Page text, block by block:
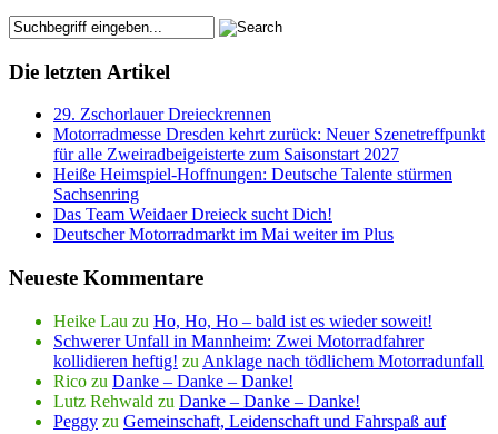
Die letzten Artikel
29. Zschorlauer Dreieckrennen
Motorradmesse Dresden kehrt zurück: Neuer Szenetreffpunkt
für alle Zweiradbeigeisterte zum Saisonstart 2027
Heiße Heimspiel-Hoffnungen: Deutsche Talente stürmen
Sachsenring
Das Team Weidaer Dreieck sucht Dich!
Deutscher Motorradmarkt im Mai weiter im Plus
Neueste Kommentare
Heike Lau zu Ho, Ho, Ho – bald ist es wieder soweit!
Schwerer Unfall in Mannheim: Zwei Motorradfahrer
kollidieren heftig! zu Anklage nach tödlichem Motorradunfall
Rico zu Danke – Danke – Danke!
Lutz Rehwald zu Danke – Danke – Danke!
Peggy zu Gemeinschaft, Leidenschaft und Fahrspaß auf